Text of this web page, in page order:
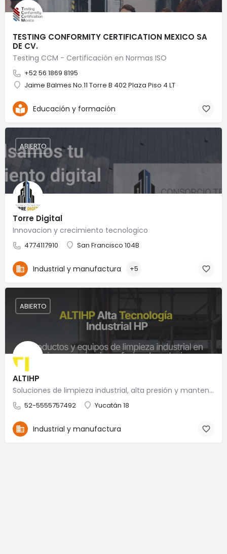
TESTING CONFORMITY CERTIFICATION MEXICO SA
DE CV.
Testing CCM - Certificación en Normas ISO
+52 56 1869 8195
Jaime Balmes No.11 Torre B 402 Plaza Piso 4 LT
Educación y formación
Torre Digital
Innovacion y crecimiento tecnologico
4774117910 San Francisco 104B
ABIERTO
Industrial y manufactura +5
ALTIHP
Soluciones de limpieza industrial, alta presión y mantenimiento especializado
52-5555757492 Yucatán 18
ABIERTO
Industrial y manufactura